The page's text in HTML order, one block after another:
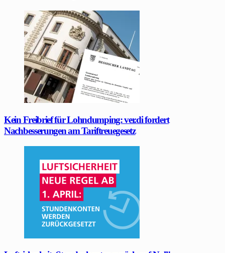
Kein Freibrief für Lohndumping: ver.di fordert
Nachbesserungen am Tariftreuegesetz